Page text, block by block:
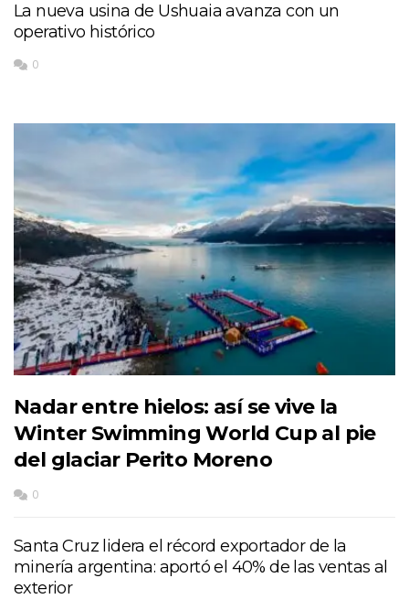
La nueva usina de Ushuaia avanza con un
operativo histórico
0
Nadar entre hielos: así se vive la
Winter Swimming World Cup al pie
del glaciar Perito Moreno
0
Santa Cruz lidera el récord exportador de la
minería argentina: aportó el 40% de las ventas al
exterior